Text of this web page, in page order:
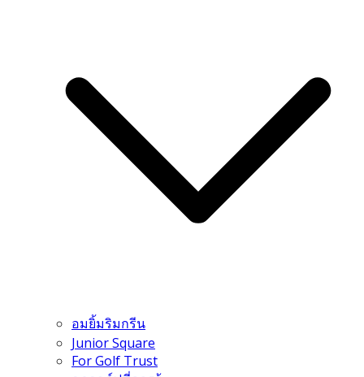
อมยิ้มริมกรีน
Junior Square
For Golf Trust